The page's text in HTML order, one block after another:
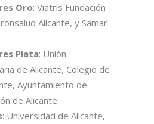
Oro: Viatris Fundación
Alicante, y Samar
Plata: Unión
de Alicante, Colegio de
Ayuntamiento de
de Alicante.
: Universidad de Alicante,